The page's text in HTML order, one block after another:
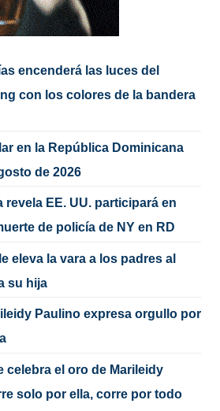
encenderá las luces del
con los colores de la bandera
en la República Dominicana
de 2026
revela EE. UU. participará en
de policía de NY en RD
eleva la vara a los padres al
su hija
Paulino expresa orgullo por
celebra el oro de Marileidy
solo por ella, corre por todo